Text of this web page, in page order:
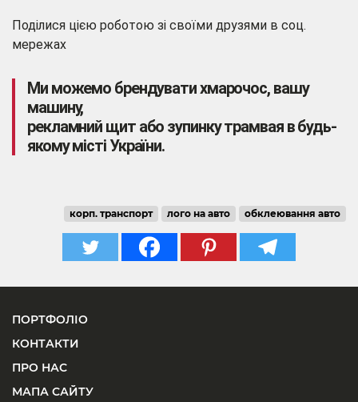
Поділися цією роботою зі своїми друзями в соц.
мережах
Ми можемо брендувати хмарочос, вашу
машину,
рекламний щит або зупинку трамвая в будь-
якому місті України.
корп. транспорт лого на авто обклеювання авто
ПОРТФОЛІО
КОНТАКТИ
ПРО НАС
МАПА САЙТУ